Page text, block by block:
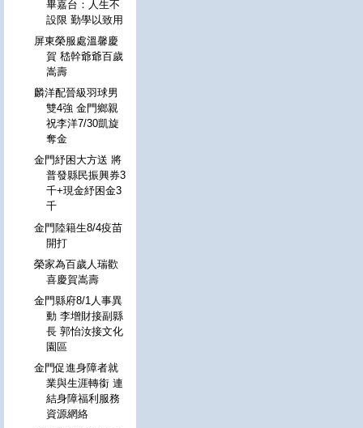
畢嘉台：人生不
設限 勤學以致用
屏東榮服處溫馨慶
賀 嵇幹爺爺百歲
嵩壽
麟洋配晉級羽球男
雙4強 金門鄉親
祝李洋7/30凱旋
奪金
金門紓困大方送 將
普發縣民振興券3
千+現金紓困金3
千
金門陸籍生8/4疫苗
開打
榮家為百歲人瑞歡
喜慶賀嵩壽
金門縣府8/1人事異
動 李增財接副縣
長 郭怡汝接文化
園區
金門促進身障者就
業與生涯轉銜 連
結身障福利服務
資源網絡